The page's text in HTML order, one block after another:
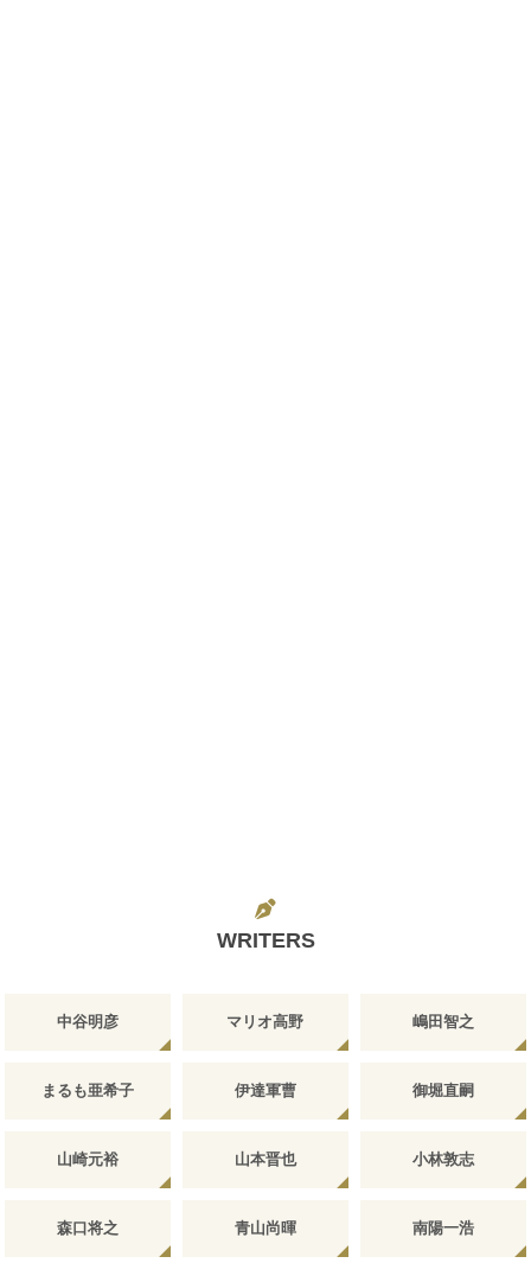
WRITERS
中谷明彦 マリオ高野 嶋田智之
まるも亜希子 伊達軍曹 御堀直嗣
山崎元裕 山本晋也 小林敦志
森口将之 青山尚暉 南陽一浩